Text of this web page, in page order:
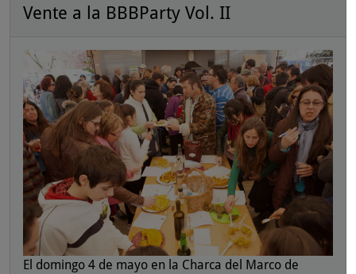
Vente a la BBBParty Vol. II
El domingo 4 de mayo en la Charca del Marco de